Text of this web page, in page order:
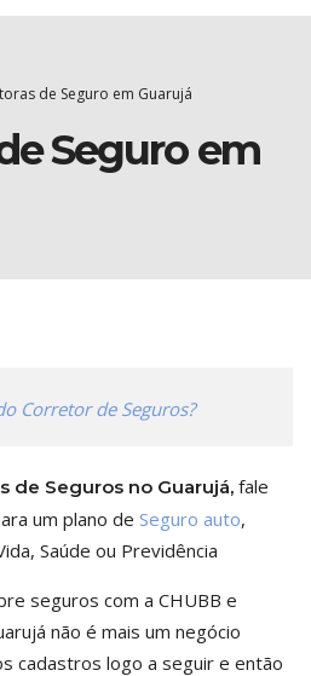
de Seguro em Guarujá
Seguro em
Corretor de Seguros?
de Seguros no Guarujá, fale
um plano de Seguro auto,
Saúde ou Previdência
seguros com a CHUBB e
não é mais um negócio
cadastros logo a seguir e então